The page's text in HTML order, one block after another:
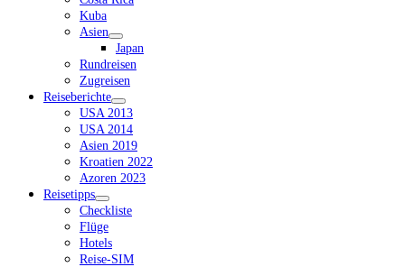
Kuba
Asien
Dropdown-
Menü
öffnen
Japan
Rundreisen
Zugreisen
Reiseberichte
Dropdown-
Menü
öffnen
USA 2013
USA 2014
Asien 2019
Kroatien 2022
Azoren 2023
Reisetipps
Dropdown-
Menü
öffnen
Checkliste
Flüge
Hotels
Reise-SIM